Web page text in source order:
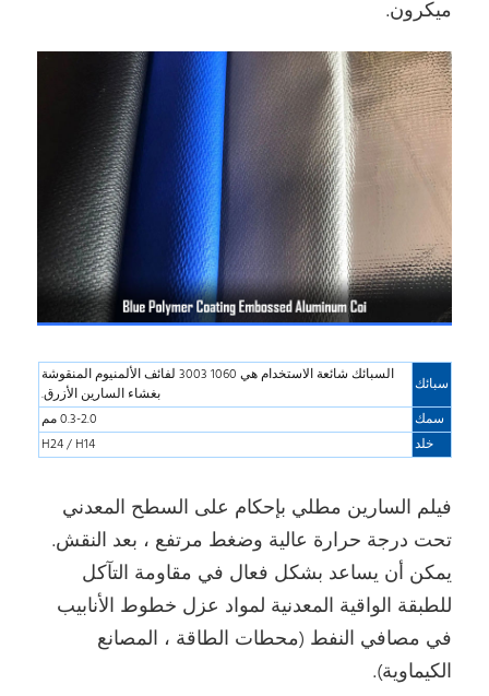
ميكرون.
سبائك
السبائك شائعة الاستخدام هي 1060 3003 لفائف الألمنيوم المنقوشة
بغشاء السارين الأزرق.
سمك
0.3-2.0 مم
خلد
H24 / H14
فيلم السارين مطلي بإحكام على السطح المعدني
تحت درجة حرارة عالية وضغط مرتفع ، بعد النقش.
يمكن أن يساعد بشكل فعال في مقاومة التآكل
للطبقة الواقية المعدنية لمواد عزل خطوط الأنابيب
في مصافي النفط (محطات الطاقة ، المصانع
الكيماوية).